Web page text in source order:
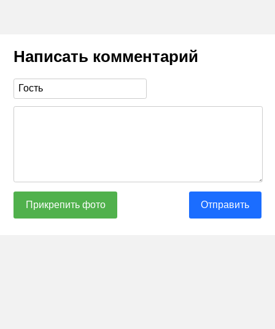
Написать комментарий
Прикрепить фото Отправить